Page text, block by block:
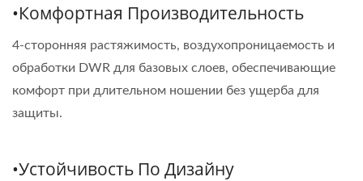
•Комфортная Производительность
4-сторонняя растяжимость, воздухопроницаемость и
обработки DWR для базовых слоев, обеспечивающие
комфорт при длительном ношении без ущерба для
защиты.
•Устойчивость По Дизайну